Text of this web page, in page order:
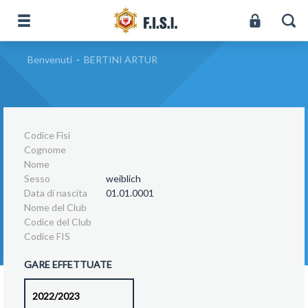
Benvenuti - BERTINI ARTUR
Codice Fisi
Cognome
Nome
Sesso
weiblich
Data di nascita
01.01.0001
Nome del Club
Codice del Club
Codice FIS
GARE EFFETTUATE